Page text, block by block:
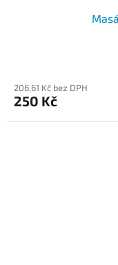
produktu
je
206,61 Kč bez DPH
250 Kč